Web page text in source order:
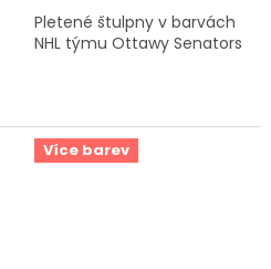
Pletené štulpny v barvách
NHL týmu Ottawy Senators
Více barev